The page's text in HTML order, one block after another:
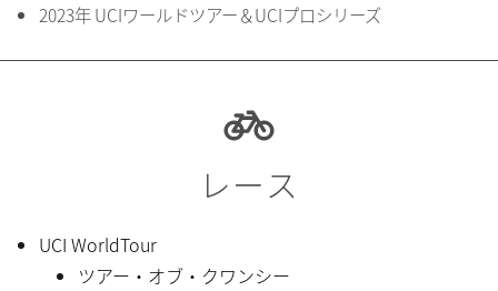
2023年 UCIワールドツアー＆UCIプロシリーズ
レース
UCI WorldTour
ツアー・オブ・クワンシー